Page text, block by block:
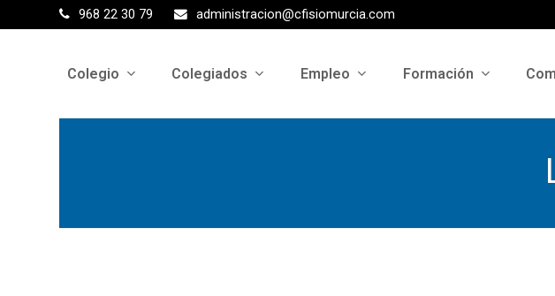
968 22 30 79 administracion@cfisiomurcia.com
Colegio Colegiados Empleo Formación